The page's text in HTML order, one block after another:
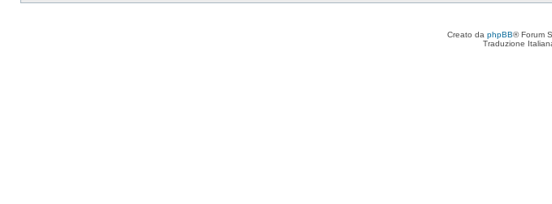
Creato da phpBB® Forum
Traduzione